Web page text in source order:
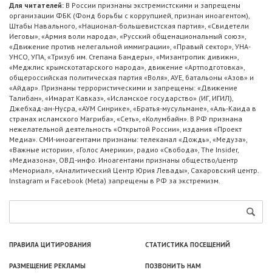
Для читателей: В России признаны экстремистскими и запрещены
организации ФБК (Фонд борьбы с коррупцией, признан иноагентом),
Штабы Навального, «Национал-большевистская партия», «Свидетели
Иеговы», «Армия воли народа», «Русский общенациональный союз»,
«Движение против нелегальной иммиграции», «Правый сектор», УНА-
УНСО, УПА, «Тризуб им. Степана Бандеры», «Мизантропик дивижн»,
«Меджлис крымскотатарского народа», движение «Артподготовка»,
общероссийская политическая партия «Воля», АУЕ, батальоны «Азов» и
«Айдар». Признаны террористическими и запрещены: «Движение
Талибан», «Имарат Кавказ», «Исламское государство» (ИГ, ИГИЛ),
Джебхад-ан-Нусра, «АУМ Синрике», «Братья-мусульмане», «Аль-Каида в
странах исламского Магриба», «Сеть», «Колумбайн». В РФ признана
нежелательной деятельность «Открытой России», издания «Проект
Медиа». СМИ-иноагентами признаны: телеканал «Дождь», «Медуза»,
«Важные истории», «Голос Америки», радио «Свобода», The Insider,
«Медиазона», ОВД-инфо. Иноагентами признаны общество/центр
«Мемориал», «Аналитический Центр Юрия Левады», Сахаровский центр.
Instagram и Facebook (Metа) запрещены в РФ за экстремизм.
ПРАВИЛА ЦИТИРОВАНИЯ СТАТИСТИКА ПОСЕЩЕНИЙ
РАЗМЕЩЕНИЕ РЕКЛАМЫ ПОЗВОНИТЬ НАМ